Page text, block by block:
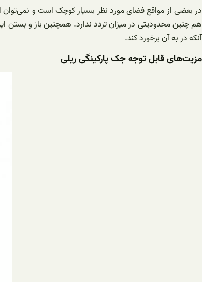
در بعضی از مواقع فضای مورد نظر بسیار کوچک است و نمی‌توان
هم چنین محدودیتی در میزان تردد ندارد. همچنین باز و
آنکه در به آن برخورد کند.
مزیت‌های قابل توجه جک پارکینگی ریلی